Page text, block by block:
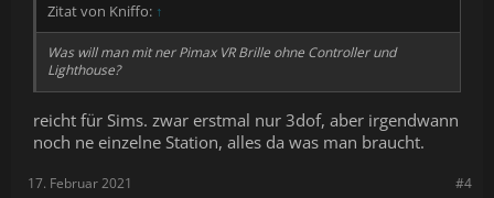
Zitat von Kniffo: ↑
Was will man mit ner Pimax VR Brille ohne Controller und
Lighthouse?
reicht für Sims. zwar erstmal nur 3dof, aber irgendwann
noch ne einzelne Station, alles da was man braucht.
#4
17. Februar 2021